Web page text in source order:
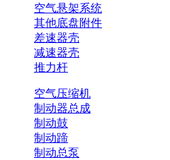
空气悬架系统
其他底盘附件
差速器壳
减速器壳
推力杆
空气压缩机
制动器总成
制动鼓
制动蹄
制动总泵